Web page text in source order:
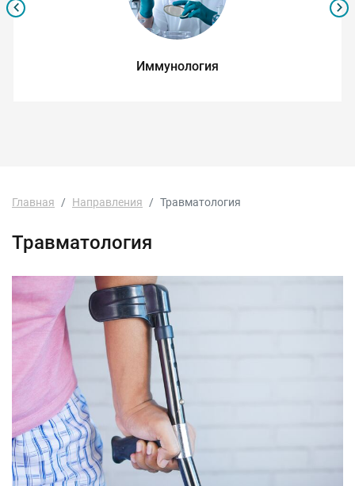
Иммунология
Главная Направления Травматология
Травматология